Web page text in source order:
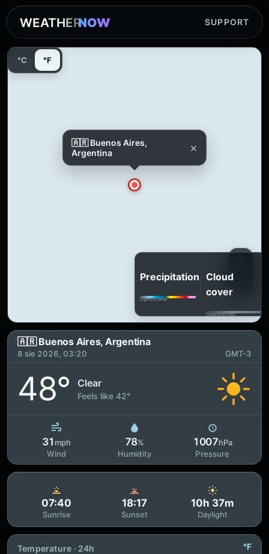
WEATHERNOW SUPPORT
°C °F
🇦🇷 Buenos Aires,
Argentina
×
Precipitation
LightExtreme
Cloud
cover
ClearOvercast
🇦🇷 Buenos Aires, Argentina
8 sie 2026, 03:20 GMT-3
48° Clear
Feels like 42°
31 mph
Wind
78%
Humidity
1007hPa
Pressure
Temperature · 24h °F
Sunrise
07:40
Sunset
18:17
Daylight
10h 37m